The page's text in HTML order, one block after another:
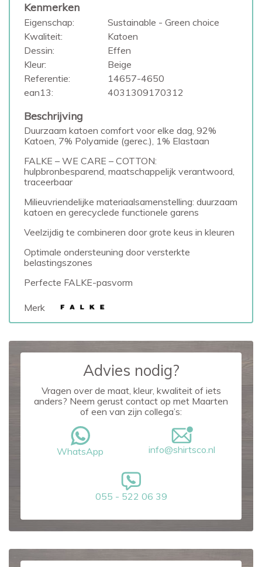
Kenmerken
Eigenschap:
Sustainable - Green choice
Kwaliteit:
Katoen
Dessin:
Effen
Kleur:
Beige
Referentie:
14657-4650
ean13:
4031309170312
Beschrijving
Duurzaam katoen comfort voor elke dag, 92%
Katoen, 7% Polyamide (gerec.), 1% Elastaan
FALKE – WE CARE – COTTON:
hulpbronbesparend, maatschappelijk verantwoord,
traceerbaar
Milieuvriendelijke materiaalsamenstelling: duurzaam
katoen en gerecyclede functionele garens
Veelzijdig te combineren door grote keus in kleuren
Optimale ondersteuning door versterkte
belastingszones
Perfecte FALKE-pasvorm
Merk
Advies nodig?
Vragen over de maat, kleur, kwaliteit of iets
anders? Neem gerust contact op met Maarten
of een van zijn collega’s:
WhatsApp info@shirtsco.nl
055 - 522 06 39